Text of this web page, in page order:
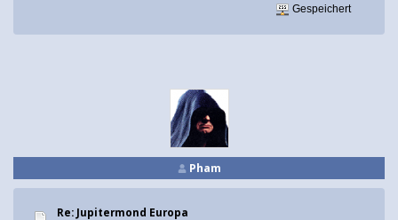
Gespeichert
Pham
Re: Jupitermond Europa